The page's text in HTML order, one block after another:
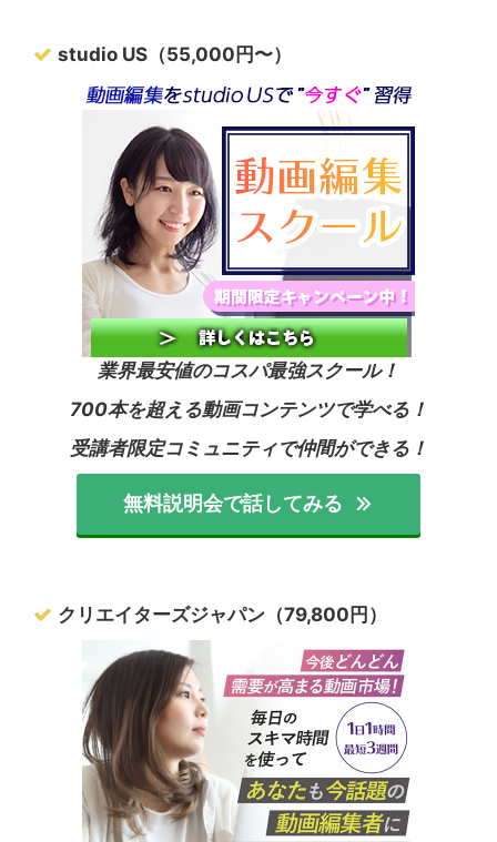
studio US（55,000円〜）
業界最安値のコスパ最強スクール！
700本を超える動画コンテンツで学べる！
受講者限定コミュニティで仲間ができる！
無料説明会で話してみる
クリエイターズジャパン（79,800円）